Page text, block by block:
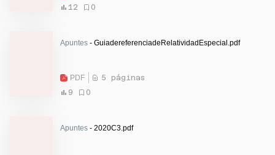
12
0
Apuntes - GuiadereferenciadeRelatividadEspecial.pdf
PDF
5 páginas
9
0
Apuntes - 2020C3.pdf